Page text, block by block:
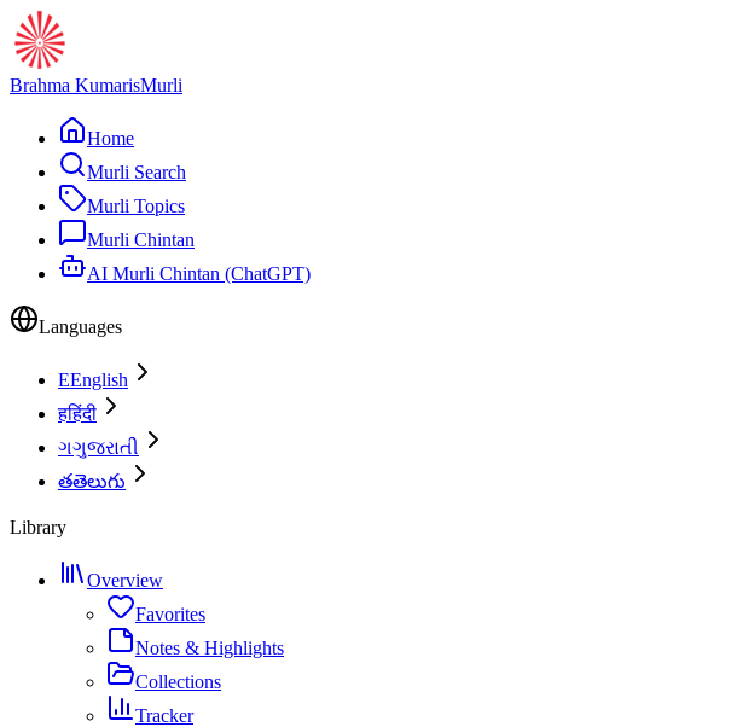
Brahma KumarisMurli
Home
Murli Search
Murli Topics
Murli Chintan
AI Murli Chintan (ChatGPT)
Languages
EEnglish
हहिंदी
ગગુજરાતી
తతెలుగు
Library
Overview
Favorites
Notes & Highlights
Collections
Tracker